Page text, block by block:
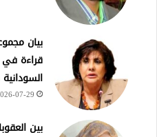
بيان
قراءة في
07-29
بين